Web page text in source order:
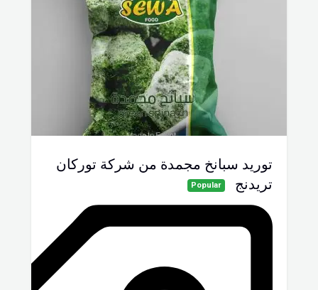
توريد سبانخ مجمدة من شركة توركان
تريدنج
Popular